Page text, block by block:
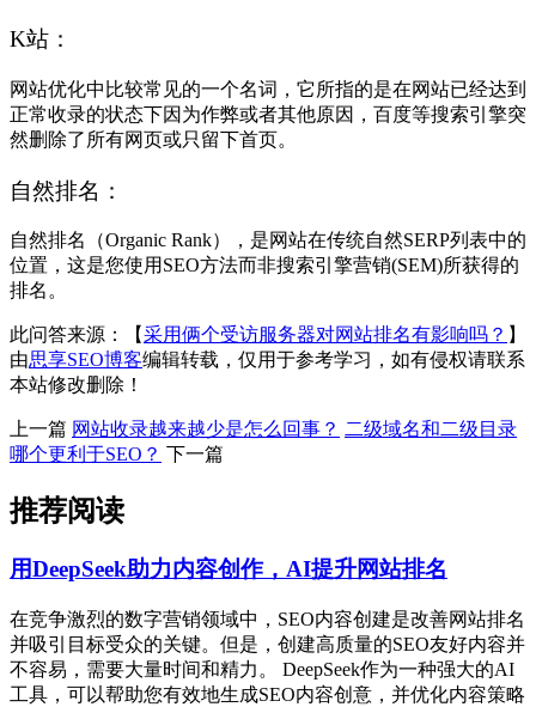
K站：
网站优化中比较常见的一个名词，它所指的是在网站已经达到
正常收录的状态下因为作弊或者其他原因，百度等搜索引擎突
然删除了所有网页或只留下首页。
自然排名：
自然排名（Organic Rank），是网站在传统自然SERP列表中的
位置，这是您使用SEO方法而非搜索引擎营销(SEM)所获得的
排名。
此问答来源：【采用俩个受访服务器对网站排名有影响吗？ 】
由思享SEO博客编辑转载，仅用于参考学习，如有侵权请联系
本站修改删除！
上一篇 网站收录越来越少是怎么回事？ 二级域名和二级目录
哪个更利于SEO？ 下一篇
推荐阅读
用DeepSeek助力内容创作，AI提升网站排名
在竞争激烈的数字营销领域中，SEO内容创建是改善网站排名
并吸引目标受众的关键。但是，创建高质量的SEO友好内容并
不容易，需要大量时间和精力。 DeepSeek作为一种强大的AI
工具，可以帮助您有效地生成SEO内容创意，并优化内容策略